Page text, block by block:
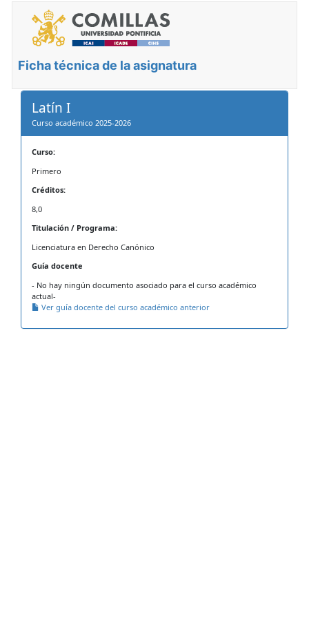
Ficha técnica de la asignatura
Latín I
Curso académico 2025-2026
Curso:
Primero
Créditos:
8,0
Titulación / Programa:
Licenciatura en Derecho Canónico
Guía docente
- No hay ningún documento asociado para el curso académico
actual-
Ver guía docente del curso académico anterior